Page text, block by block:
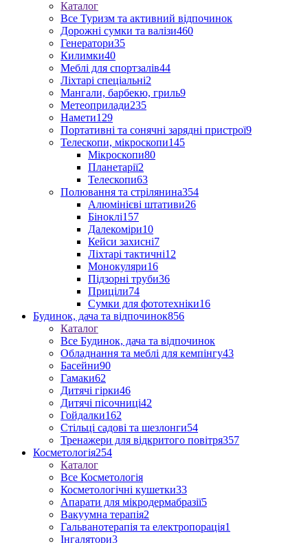
Каталог
Все Туризм та активний відпочинок
Дорожні сумки та валізи460
Генератори35
Килимки40
Меблі для спортзалів44
Ліхтарі спеціальні2
Мангали, барбекю, гриль9
Метеоприлади235
Намети129
Портативні та сонячні зарядні пристрої9
Телескопи, мікроскопи145
Мікроскопи80
Планетарії2
Телескопи63
Полювання та стрілянина354
Алюмінієві штативи26
Біноклі157
Далекоміри10
Кейси захисні7
Ліхтарі тактичні12
Монокуляри16
Підзорні труби36
Приціли74
Сумки для фототехніки16
Будинок, дача та відпочинок856
Каталог
Все Будинок, дача та відпочинок
Обладнання та меблі для кемпінгу43
Басейни90
Гамаки62
Дитячі гірки46
Дитячі пісочниці42
Гойдалки162
Стільці садові та шезлонги54
Тренажери для відкритого повітря357
Косметологія254
Каталог
Все Косметологія
Косметологічні кушетки33
Апарати для мікродермабразії5
Вакуумна терапія2
Гальванотерапія та електропорація1
Інгалятори3